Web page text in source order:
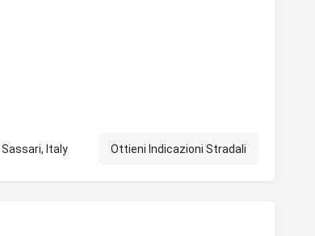
Italy Ottieni Indicazioni Stradali